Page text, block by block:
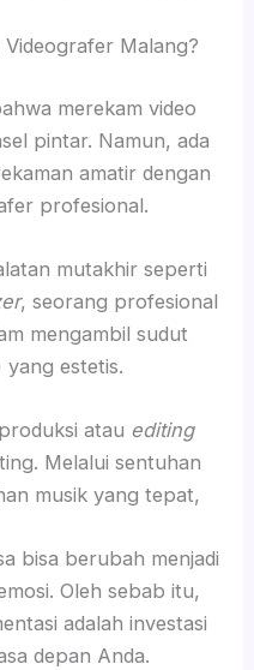
Malang?
merekam video
pintar. Namun, ada
amatir dengan
profesional.
mutakhir seperti
, seorang profesional
mengambil sudut
yang estetis.
atau editing
Melalui sentuhan
musik yang tepat,
bisa berubah menjadi
Oleh sebab itu,
adalah investasi
depan Anda.